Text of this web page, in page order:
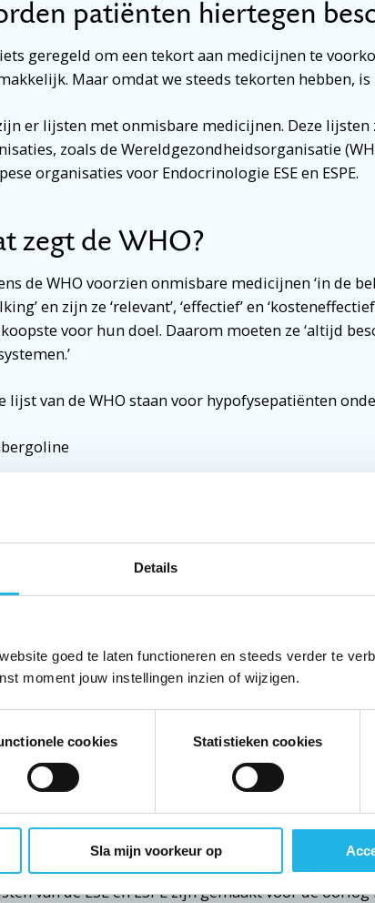
Details
goed te laten functioneren en steeds verder te
moment jouw instellingen inzien of wijzigen.
cookies Statistieken cookies
Sla mijn voorkeur op
patiënten hiertegen
geregeld om een tekort aan medicijnen te
Maar omdat we steeds tekorten hebben,
er lijsten met onmisbare medicijnen. Deze
zoals de Wereldgezondheidsorganisatie
organisaties voor Endocrinologie ESE en ESPE.
zegt de WHO?
de WHO voorzien onmisbare medicijnen ‘in de
en zijn ze ‘relevant’, ‘effectief’ en
voor hun doel. Daarom moeten ze ‘altijd
lijst van de WHO staan voor hypofysepatiënten
krijgt de NHS juist over deze middelen de meeste
Artsen zonder Grenzen?
van Artsen zonder Grenzen is vooral bedoeld voor
Op deze lijst ontbreken levothyroxine,
Prednison en de injectie met
in elk geval zijn de belangrijkste vervangende
te kunnen.
van de ESE en ESPE zijn gemaakt voor de